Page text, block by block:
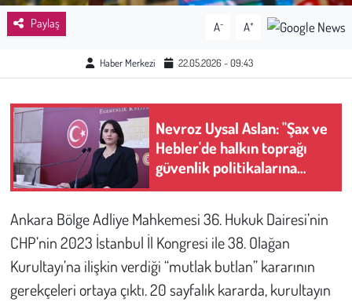
Paylaş A- A+
Haber Merkezi 22.05.2026 - 09:43
Nevroz Uysal Aslan: "Şax ve
Hebler'de halkın toprağı
güvenlik politikalarına
kurban ediliyor"
Ankara Bölge Adliye Mahkemesi 36. Hukuk Dairesi’nin
CHP’nin 2023 İstanbul İl Kongresi ile 38. Olağan
Kurultayı’na ilişkin verdiği “mutlak butlan” kararının
gerekçeleri ortaya çıktı. 20 sayfalık kararda, kurultayın
Spor
Bilim - Teknoloji
İnsan Hakları
Hayvan Hakları
Çevre
Galeri